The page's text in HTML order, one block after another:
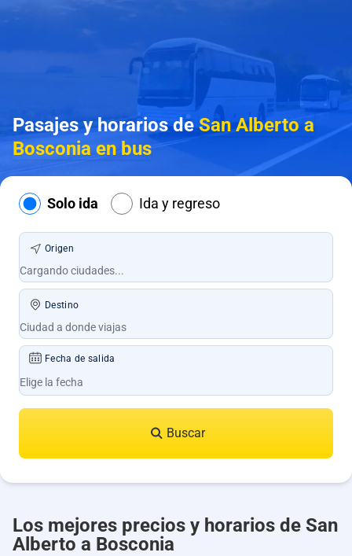
Pasajes y horarios deSan Alberto a
Bosconia en bus
Solo ida Ida y regreso
Origen
Destino
Fecha de salida
Buscar
Los mejores precios y horarios de San
Alberto a Bosconia